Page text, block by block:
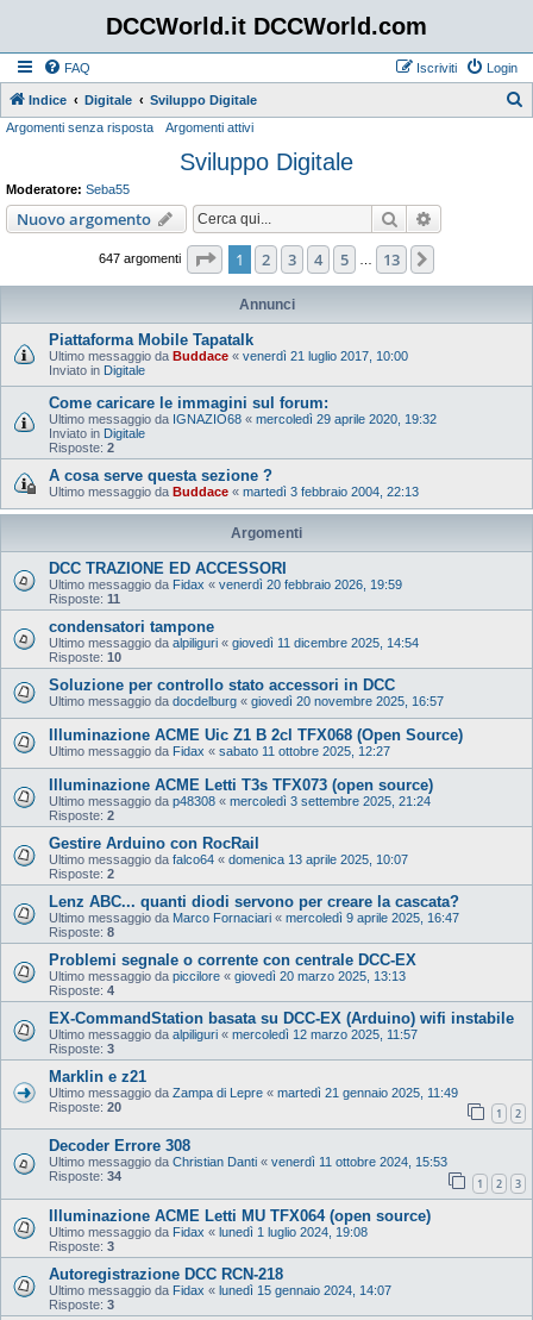
DCCWorld.it DCCWorld.com
FAQ Login
Iscriviti
Indice Digitale Sviluppo Digitale
Argomenti senza risposta Argomenti attivi
Sviluppo Digitale
Moderatore: Seba55
Nuovo argomento Cerca
647 argomenti Pagina di 13
1 2 3 4 5 13
Annunci
Piattaforma Mobile Tapatalk
Ultimo messaggio da Buddace « venerdì 21 luglio 2017, 10:00
Inviato in Digitale
Come caricare le immagini sul forum:
Ultimo messaggio da IGNAZIO68 « mercoledì 29 aprile 2020, 19:32
Inviato in Digitale
Risposte: 2
A cosa serve questa sezione ?
Ultimo messaggio da Buddace « martedì 3 febbraio 2004, 22:13
Argomenti
DCC TRAZIONE ED ACCESSORI
Ultimo messaggio da Fidax « venerdì 20 febbraio 2026, 19:59
Risposte: 11
condensatori tampone
Ultimo messaggio da alpiliguri « giovedì 11 dicembre 2025, 14:54
Risposte: 10
Soluzione per controllo stato accessori in DCC
Ultimo messaggio da docdelburg « giovedì 20 novembre 2025, 16:57
Illuminazione ACME Uic Z1 B 2cl TFX068 (Open Source)
Ultimo messaggio da Fidax « sabato 11 ottobre 2025, 12:27
Illuminazione ACME Letti T3s TFX073 (open source)
Ultimo messaggio da p48308 « mercoledì 3 settembre 2025, 21:24
Risposte: 2
Gestire Arduino con RocRail
Ultimo messaggio da falco64 « domenica 13 aprile 2025, 10:07
Risposte: 2
Lenz ABC... quanti diodi servono per creare la cascata?
Ultimo messaggio da Marco Fornaciari « mercoledì 9 aprile 2025, 16:47
Risposte: 8
Problemi segnale o corrente con centrale DCC-EX
Ultimo messaggio da piccilore « giovedì 20 marzo 2025, 13:13
Risposte: 4
EX‑CommandStation basata su DCC-EX (Arduino) wifi instabile
Ultimo messaggio da alpiliguri « mercoledì 12 marzo 2025, 11:57
Risposte: 3
Marklin e z21
Ultimo messaggio da Zampa di Lepre « martedì 21 gennaio 2025, 11:49
Risposte: 20 1 2
Decoder Errore 308
Ultimo messaggio da Christian Danti « venerdì 11 ottobre 2024, 15:53
Risposte: 34 1 2 3
Illuminazione ACME Letti MU TFX064 (open source)
Ultimo messaggio da Fidax « lunedì 1 luglio 2024, 19:08
Risposte: 3
Autoregistrazione DCC RCN-218
Ultimo messaggio da Fidax « lunedì 15 gennaio 2024, 14:07
Risposte: 3